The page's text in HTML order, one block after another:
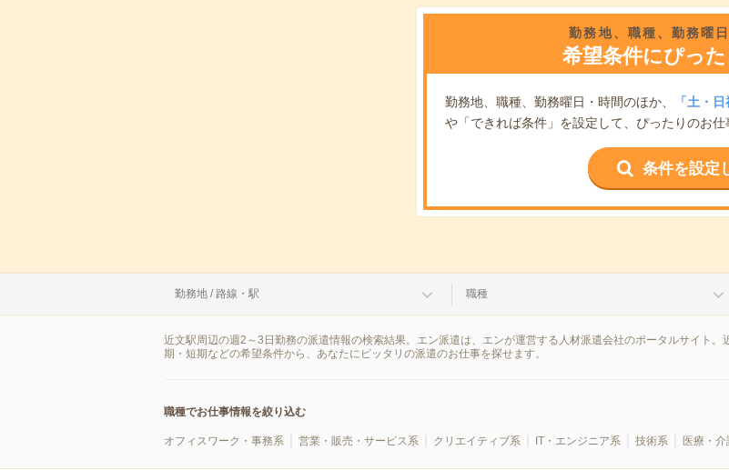
勤務地、職種、勤務曜
希望条件にぴっ
勤務地、職種、勤務曜日・時間のほか、 「土・
や「できれば条件」を設定して、ぴったりのお
条件を設定
勤務地 / 路線・駅 職種
近文駅周辺の週2～3日勤務の派遣情報の検索結果。エン派遣は、エンが運営する人材派遣会社のポータルサイト
期・短期などの希望条件から、あなたにピッタリの派遣のお仕事を探せます。
職種でお仕事情報を絞り込む
オフィスワーク・事務系 営業・販売・サービス系 クリエイティブ系 IT・エンジニア系 技術系 医療・